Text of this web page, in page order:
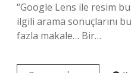
“Google Lens ile resim
ilgili arama sonuçlarını
fazla makale… Bir…